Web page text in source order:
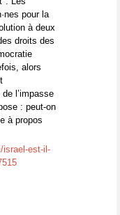
pour la
à deux
droits des
alors
l’impasse
: peut-on
à propos
israel-est-il-